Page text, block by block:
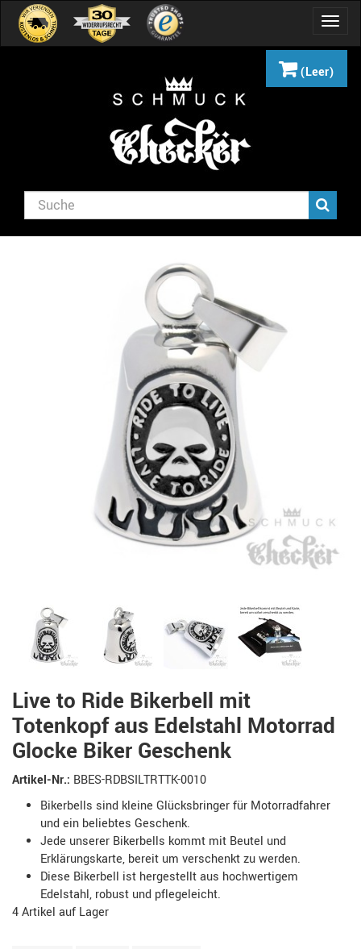
(Leer)
Live to Ride Bikerbell mit
Totenkopf aus Edelstahl Motorrad
Glocke Biker Geschenk
Artikel-Nr.: BBES-RDBSILTRTTK-0010
Bikerbells sind kleine Glücksbringer für Motorradfahrer
und ein beliebtes Geschenk.
Jede unserer Bikerbells kommt mit Beutel und
Erklärungskarte, bereit um verschenkt zu werden.
Diese Bikerbell ist hergestellt aus hochwertigem
Edelstahl, robust und pflegeleicht.
4Artikel